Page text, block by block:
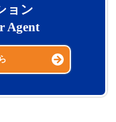
ョン
Agent